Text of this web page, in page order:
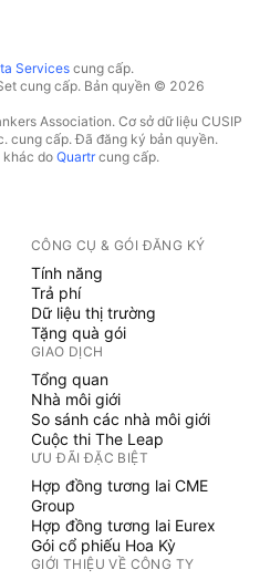
Services cung cấp.
cung cấp. Bản quyền © 2026
Association. Cơ sở dữ liệu CUSIP
cung cấp. Đã đăng ký bản quyền.
khác do Quartrcung cấp.
CÔNG CỤ & GÓI ĐĂNG KÝ
Tính năng
Trả phí
Dữ liệu thị trường
Tặng quà gói
GIAO DỊCH
Tổng quan
Nhà môi giới
So sánh các nhà môi giới
Cuộc thi The Leap
ƯU ĐÃI ĐẶC BIỆT
Hợp đồng tương lai CME
Group
Hợp đồng tương lai Eurex
Gói cổ phiếu Hoa Kỳ
GIỚI THIỆU VỀ CÔNG TY